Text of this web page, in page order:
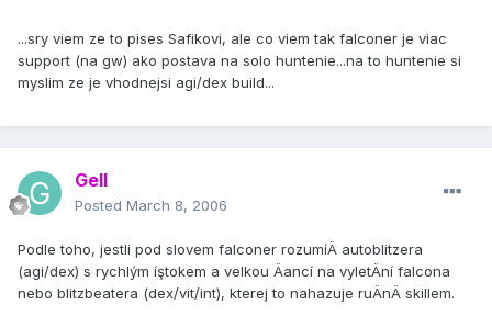
...sry viem ze to pises Safikovi, ale co viem tak falconer je viac
support (na gw) ako postava na solo huntenie...na to huntenie si
myslim ze je vhodnejsi agi/dex build...
Gell
Posted March 8, 2006
Podle toho, jestli pod slovem falconer rozumí­Ä autoblitzera
(agi/dex) s rychlým íştokem a velkou Äancí­ na vyletÄní­ falcona
nebo blitzbeatera (dex/vit/int), kterej to nahazuje ruÄnÄ skillem.